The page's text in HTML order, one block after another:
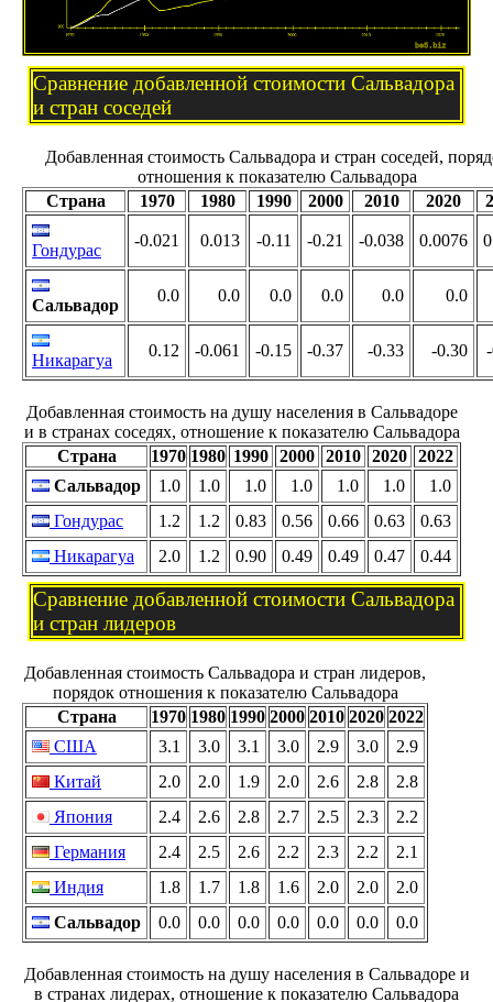
Сравнение добавленной стоимости Сальвадора
и стран соседей
Добавленная стоимость Сальвадора и стран соседей,
отношения к показателю Сальвадора
Страна
1970 1980 1990 2000 2010 2020
Гондурас
-0.021 0.013 -0.11 -0.21 -0.038 0.0076
Сальвадор
0.0 0.0 0.0 0.0 0.0 0.0
Никарагуа
0.12 -0.061 -0.15 -0.37 -0.33 -0.30
Добавленная стоимость на душу населения в Сальвадоре
и в странах соседях, отношение к показателю Сальвадора
Страна
1970 1980 1990 2000 2010 2020 2022
Сальвадор
1.0 1.0 1.0 1.0 1.0 1.0
1.0
Гондурас
1.2 1.2 0.83 0.56 0.66 0.63
0.63
Никарагуа
2.0 1.2 0.90 0.49 0.49 0.47 0.44
Сравнение добавленной стоимости Сальвадора
и стран лидеров
Добавленная стоимость Сальвадора и стран лидеров,
порядок отношения к показателю Сальвадора
Страна
1970 1980 1990 2000 2010 2020 2022
США
3.1 3.0 3.1 3.0 2.9 3.0
2.9
Китай
2.0 2.0 1.9 2.0 2.6 2.8
2.8
Япония
2.4 2.6 2.8 2.7 2.5 2.3
2.2
Германия
2.4 2.5 2.6 2.2 2.3 2.2
2.1
Индия
1.8 1.7 1.8 1.6 2.0 2.0
2.0
Сальвадор
0.0 0.0 0.0 0.0 0.0 0.0 0.0
Добавленная стоимость на душу населения в Сальвадоре и
в странах лидерах, отношение к показателю Сальвадора